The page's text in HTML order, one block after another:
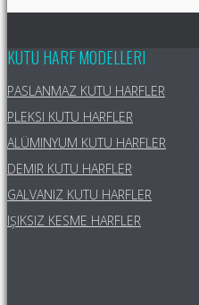
KUTU HARF MODELLERI
PASLANMAZ KUTU HARFLER
PLEKSI KUTU HARFLER
ALÜMINYUM KUTU HARFLER
DEMIR KUTU HARFLER
GALVANIZ KUTU HARFLER
IŞIKSIZ KESME HARFLER